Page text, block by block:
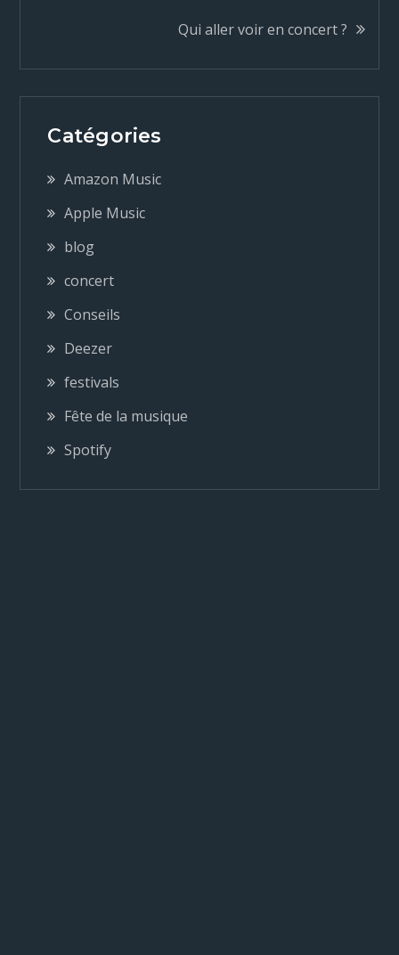
v
g
a
t
o
n
d
e
Qui aller voir en concert ?
Catégories
Amazon Music
Apple Music
blog
concert
Conseils
Deezer
festivals
Fête de la musique
Spotify